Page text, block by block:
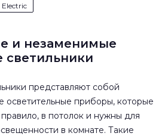
Electric
и незаменимые
светильники
представляют собой
осветительные приборы, которые
в потолок и нужны для
в комнате. Такие